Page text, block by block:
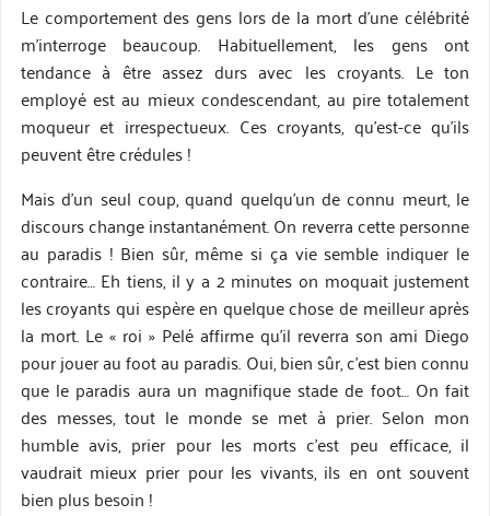
Le comportement des gens lors de la mort d’une célébrité
m’interroge beaucoup. Habituellement, les gens ont
tendance à être assez durs avec les croyants. Le ton
employé est au mieux condescendant, au pire totalement
moqueur et irrespectueux. Ces croyants, qu’est-ce qu’ils
peuvent être crédules !
Mais d’un seul coup, quand quelqu’un de connu meurt, le
discours change instantanément. On reverra cette personne
au paradis ! Bien sûr, même si ça vie semble indiquer le
contraire… Eh tiens, il y a 2 minutes on moquait justement
les croyants qui espère en quelque chose de meilleur après
la mort. Le « roi » Pelé affirme qu’il reverra son ami Diego
pour jouer au foot au paradis. Oui, bien sûr, c’est bien connu
que le paradis aura un magnifique stade de foot… On fait
des messes, tout le monde se met à prier. Selon mon
humble avis, prier pour les morts c’est peu efficace, il
vaudrait mieux prier pour les vivants, ils en ont souvent
bien plus besoin !